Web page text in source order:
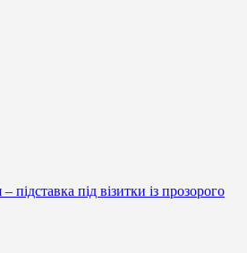
підставка під візитки із прозорого